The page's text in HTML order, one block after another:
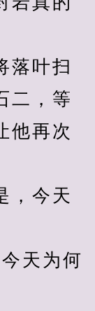
叶扫
二，等
他再次
今天
天为何